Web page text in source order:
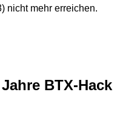
nicht mehr erreichen.
BTX-Hack